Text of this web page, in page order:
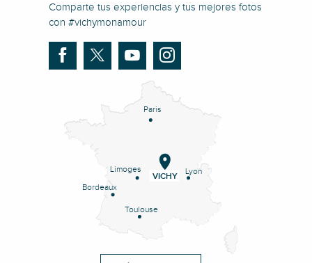
Comparte tus experiencias y tus mejores fotos
con #vichymonamour
Paris
Lyon
Limoges
Bordeaux
Toulouse
VICHY